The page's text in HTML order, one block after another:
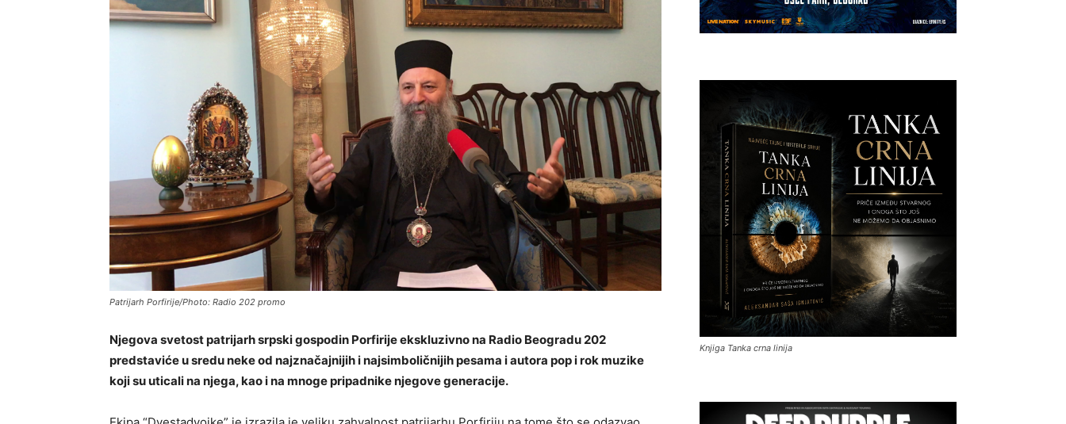
Patrijarh Porfirije/Photo: Radio 202 promo
Njegova svetost patrijarh srpski gospodin Porfirije ekskluzivno na Radio Beogradu 202
predstaviće u sredu neke od najznačajnijih i najsimboličnijih pesama i autora pop i rok muzike
koji su uticali na njega, kao i na mnoge pripadnike njegove generacije.
Knjiga Tanka crna linija